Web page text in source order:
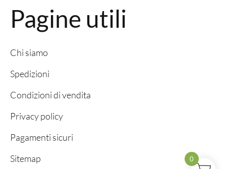
Pagine utili
Chi siamo
Spedizioni
Condizioni di vendita
Privacy policy
Pagamenti sicuri
Sitemap
0